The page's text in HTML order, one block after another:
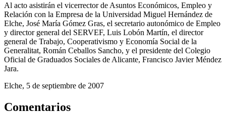
Al acto asistirán el vicerrector de Asuntos Económicos, Empleo y
Relación con la Empresa de la Universidad Miguel Hernández de
Elche, José María Gómez Gras, el secretario autonómico de Empleo
y director general del SERVEF, Luis Lobón Martín, el director
general de Trabajo, Cooperativismo y Economía Social de la
Generalitat, Román Ceballos Sancho, y el presidente del Colegio
Oficial de Graduados Sociales de Alicante, Francisco Javier Méndez
Jara.
Elche, 5 de septiembre de 2007
Comentarios